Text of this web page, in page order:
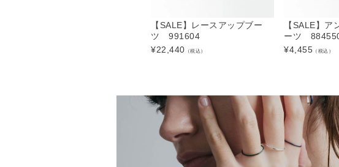
【SALE】レースアップブー
ツ 991604
¥22,440 （税込）
【SALE】ア
ーツ
¥4,455 （税込）